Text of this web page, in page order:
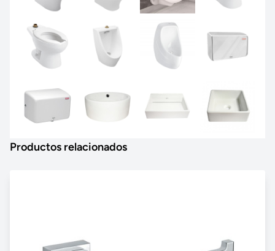
Productos relacionados